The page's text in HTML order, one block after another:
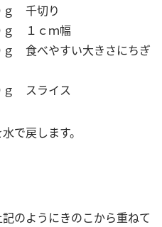
ｇ 千切り
ｇ １ｃｍ幅
ｇ 食べやすい大きさにちぎ
ｇ スライス
で戻します。
のようにきのこから重ねて